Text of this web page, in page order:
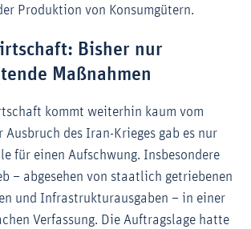
Produktion von Konsumgütern.
Bisher nur
Maßnahmen
kommt weiterhin kaum vom
Ausbruch des Iran-Krieges gab es nur
für einen Aufschwung. Insbesondere
– abgesehen von staatlich getriebenen
und Infrastrukturausgaben – in einer
Verfassung. Die Auftragslage hatte